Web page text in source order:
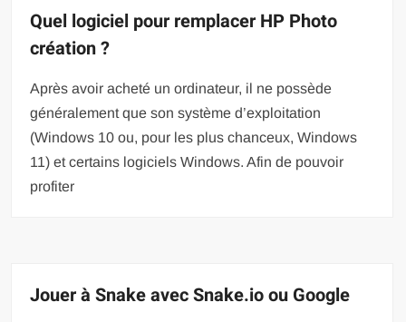
Quel logiciel pour remplacer HP Photo
création ?
Après avoir acheté un ordinateur, il ne possède
généralement que son système d’exploitation
(Windows 10 ou, pour les plus chanceux, Windows
11) et certains logiciels Windows. Afin de pouvoir
profiter
Jouer à Snake avec Snake.io ou Google